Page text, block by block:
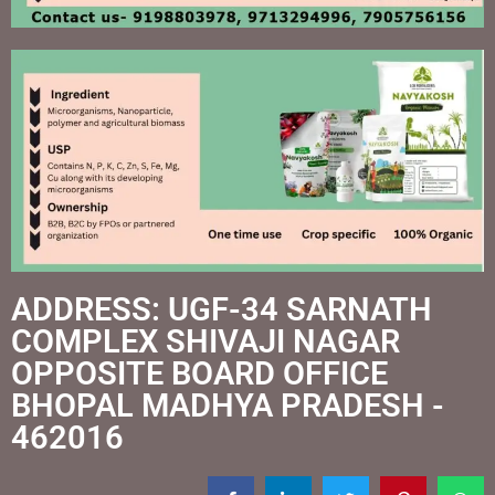
ADDRESS: UGF-34 SARNATH
COMPLEX SHIVAJI NAGAR
OPPOSITE BOARD OFFICE
BHOPAL MADHYA PRADESH -
462016